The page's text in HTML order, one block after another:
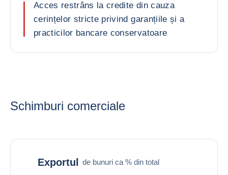
Acces restrâns la credite din cauza
cerințelor stricte privind garanțiile și a
practicilor bancare conservatoare
Schimburi comerciale
Exportul de bunuri ca % din total